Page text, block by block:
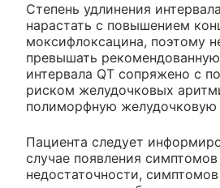
Степень удлинения
нарастать с повышением
моксифлоксацина, поэтому
превышать
интервала QT сопряжено с
риском желудочковых
полиморфную желудочковую
Пациента следует
случае появления
недостаточности,